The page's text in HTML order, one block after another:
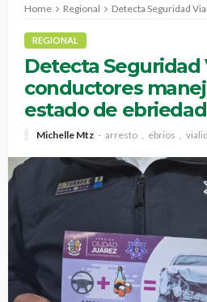
Home Regional Detecta Seguridad Vial a 62
REGIONAL
Detecta Seguridad
conductores
estado de ebriedad
Michelle Mtz arresto ebrios